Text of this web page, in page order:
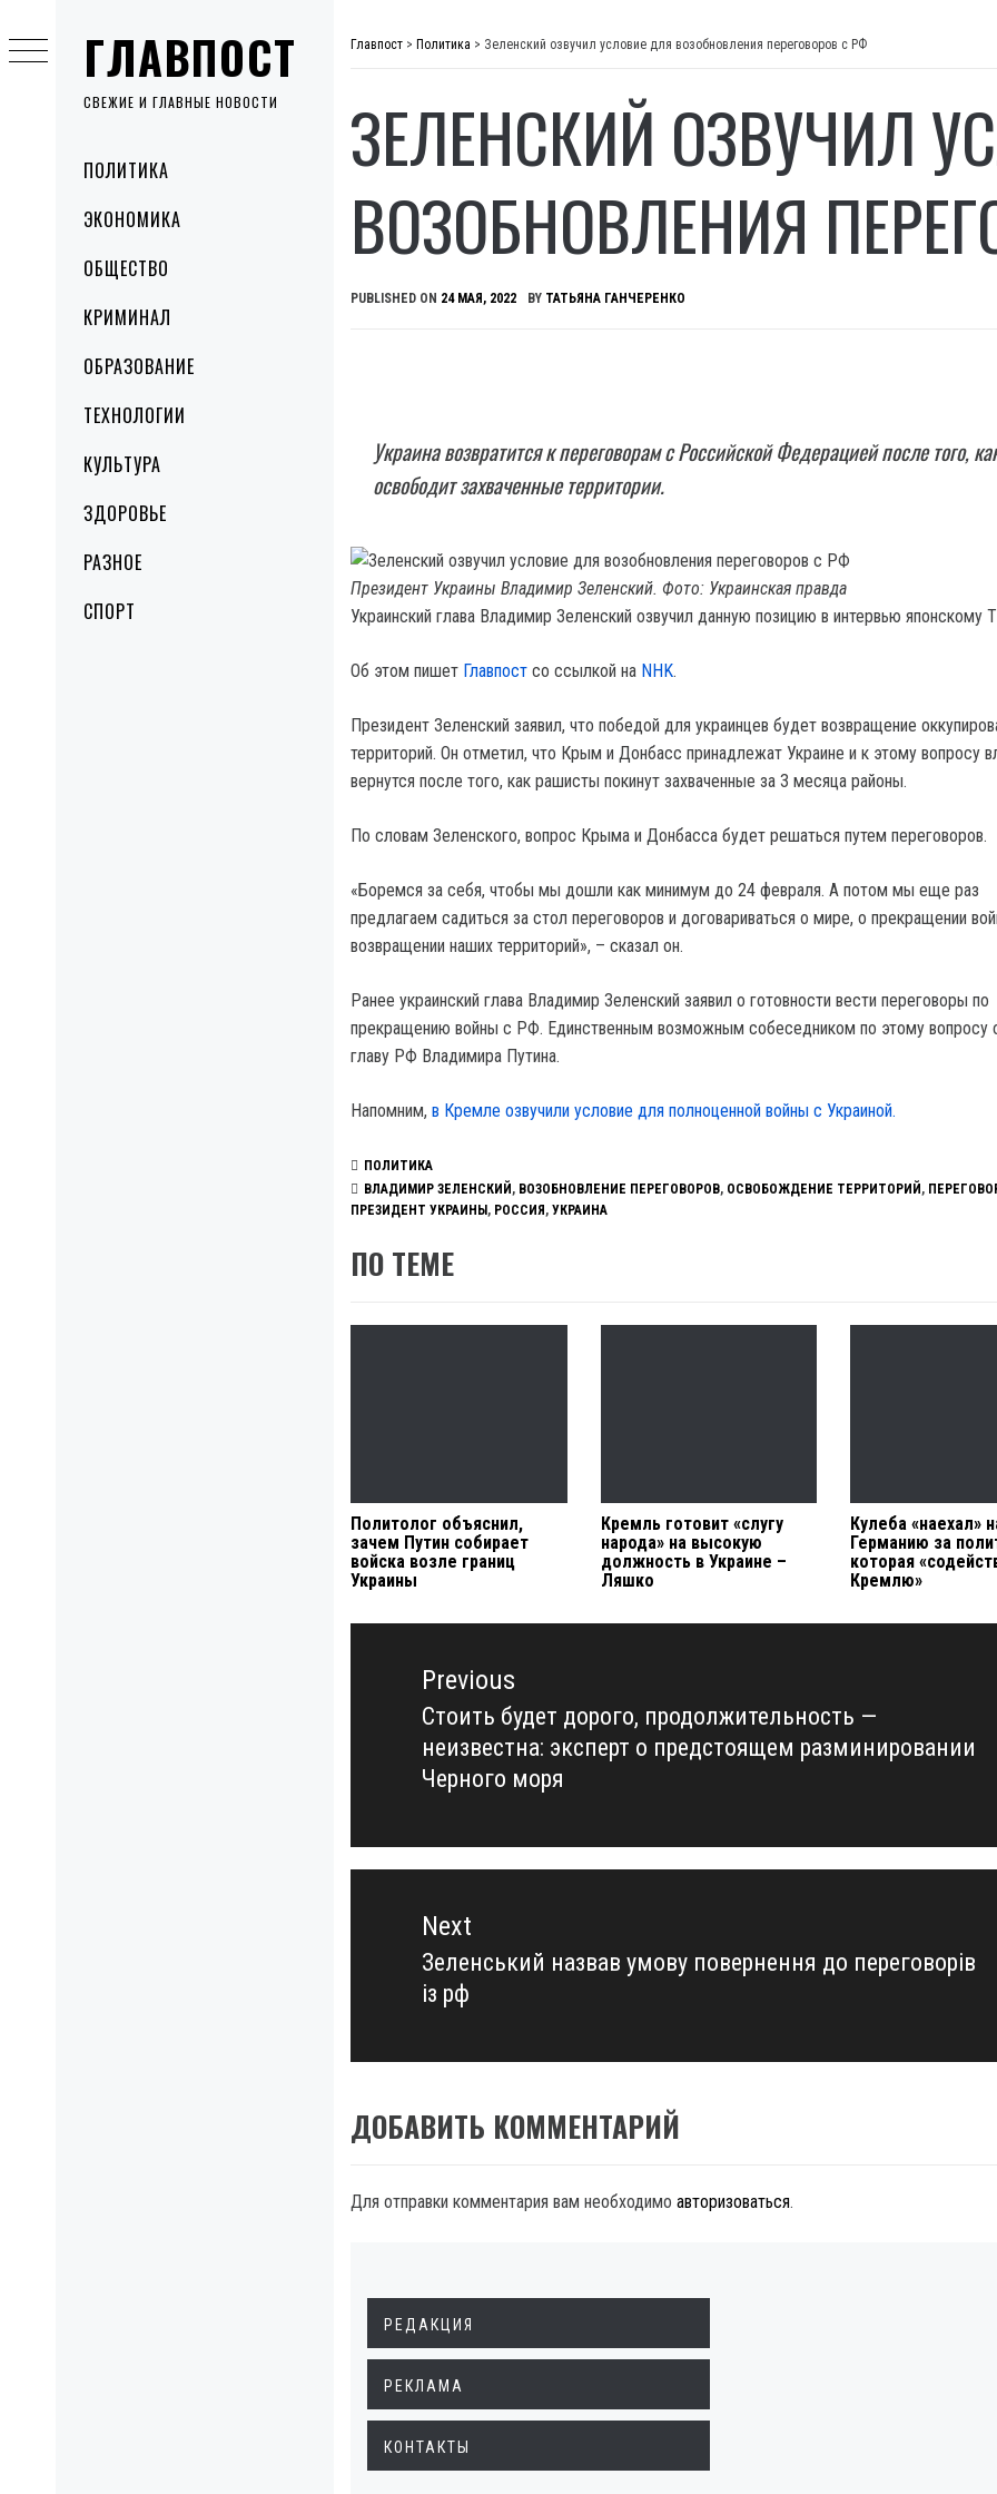
ГЛАВПОСТ
СВЕЖИЕ И ГЛАВНЫЕ НОВОСТИ
MenuПОЛИТИКА
ЭКОНОМИКА
ОБЩЕСТВО
КРИМИНАЛ
ОБРАЗОВАНИЕ
ТЕХНОЛОГИИ
КУЛЬТУРА
ЗДОРОВЬЕ
РАЗНОЕ
СПОРТ
to
content
Главпост > Политика > Зеленский озвучил условие для возобновления переговоров с РФ
ЗЕЛЕНСКИЙ ОЗВУЧИЛ
ВОЗОБНОВЛЕНИЯ
PUBLISHED ON 24 МАЯ, 2022 BY ТАТЬЯНА ГАНЧЕРЕНКО
Украина возвратится к переговорам с Российской Федерацией после того,
освободит захваченные территории.
Президент Украины Владимир Зеленский. Фото: Украинская правда
Украинский глава Владимир Зеленский озвучил данную позицию в интервью японскому
Об этом пишет Главпост со ссылкой на NHK.
Президент Зеленский заявил, что победой для украинцев будет возвращение
территорий. Он отметил, что Крым и Донбасс принадлежат Украине и к этому вопросу
вернутся после того, как рашисты покинут захваченные за 3 месяца районы.
По словам Зеленского, вопрос Крыма и Донбасса будет решаться путем переговоров.
«Боремся за себя, чтобы мы дошли как минимум до 24 февраля. А потом мы еще раз
предлагаем садиться за стол переговоров и договариваться о мире, о прекращении
возвращении наших территорий», – сказал он.
Ранее украинский глава Владимир Зеленский заявил о готовности вести переговоры по
прекращению войны с РФ. Единственным возможным собеседником по этому вопросу
главу РФ Владимира Путина.
Напомним, в Кремле озвучили условие для полноценной войны с Украиной.
ПОЛИТИКА
ВЛАДИМИР ЗЕЛЕНСКИЙ , ВОЗОБНОВЛЕНИЕ ПЕРЕГОВОРОВ, ОСВОБОЖДЕНИЕ ТЕРРИТОРИЙ ,
ПРЕЗИДЕНТ УКРАИНЫ , РОССИЯ , УКРАИНА
ПО ТЕМЕ
Политолог объяснил,
зачем Путин собирает
войска возле границ
Украины
Кремль готовит «слугу
народа» на высокую
должность в Украине –
Ляшко
Кулеба «наехал»
Германию за
которая
Кремлю»
Навигация
записямPrevious
Previous
post:
Стоить будет дорого, продолжительность —
неизвестна: эксперт о предстоящем разминировании
Черного моря
Next
Next
post:
Зеленський назвав умову повернення до переговорів
із рф
ДОБАВИТЬ КОММЕНТАРИЙ
Для отправки комментария вам необходимо авторизоваться.
РЕДАКЦИЯ
РЕКЛАМА
КОНТАКТЫ